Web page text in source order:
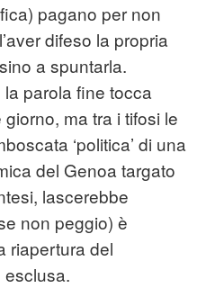
pagano per non
difeso la propria
a spuntarla.
parola fine tocca
ma tra i tifosi le
‘politica’ di una
del Genoa targato
lascerebbe
non peggio) è
riapertura del